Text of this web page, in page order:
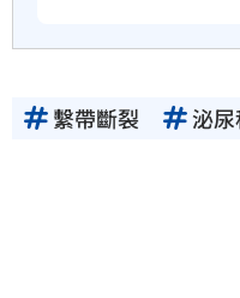
繫帶斷裂 泌